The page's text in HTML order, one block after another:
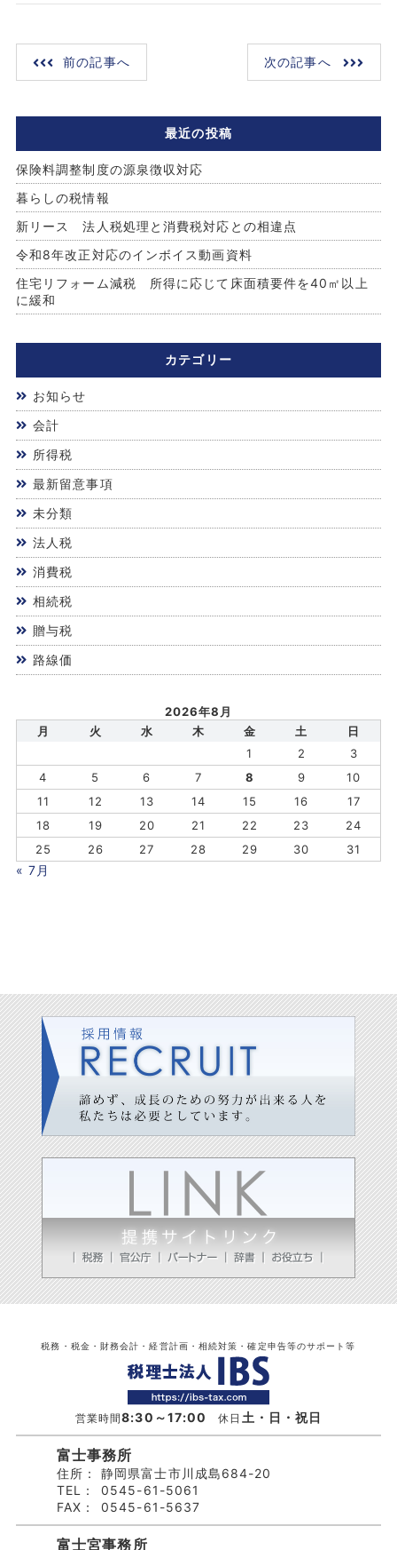
前の記事へ 次の記事へ
最近の投稿
保険料調整制度の源泉徴収対応
暮らしの税情報
新リース 法人税処理と消費税対応との相違点
令和8年改正対応のインボイス動画資料
住宅リフォーム減税 所得に応じて床面積要件を40㎡以上
に緩和
カテゴリー
お知らせ
会計
所得税
最新留意事項
未分類
法人税
消費税
相続税
贈与税
路線価
2026年8月
月
火 水 木 金 土
日
1
2
3
4
5 6 7 8 9
10
11
12 13 14 15 16
17
18
19 20 21 22 23
24
25
26 27 28 29 30 31
« 7月
税務・税金・財務会計・経営計画・相続対策・確定申告等のサポート等
営業時間8:30～17:00 休日 土・日・祝日
富士事務所
住所：
静岡県富士市川成島684-20
TEL：
0545-61-5061
FAX：
0545-61-5637
富士宮事務所